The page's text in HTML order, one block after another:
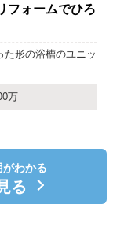
フォームでひろ
た形の浴槽のユニッ
万
がわかる
る